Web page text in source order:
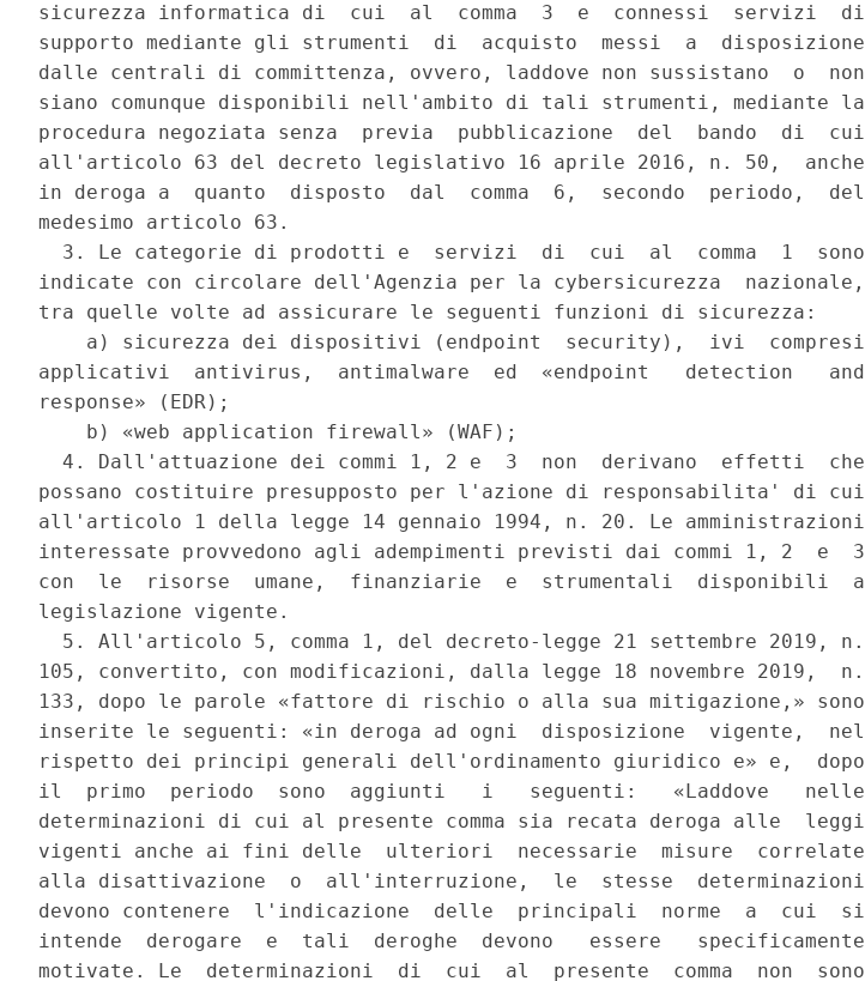
sicurezza informatica di  cui  al  comma  3  e  connessi  servizi  di
supporto mediante gli strumenti  di  acquisto  messi  a  disposizione
dalle centrali di committenza, ovvero, laddove non sussistano  o  non
siano comunque disponibili nell'ambito di tali strumenti, mediante la
procedura negoziata senza  previa  pubblicazione  del  bando  di  cui
all'articolo 63 del decreto legislativo 16 aprile 2016, n. 50,  anche
in deroga a  quanto  disposto  dal  comma  6,  secondo  periodo,  del
medesimo articolo 63.
  3. Le categorie di prodotti e  servizi  di  cui  al  comma  1  sono
indicate con circolare dell'Agenzia per la cybersicurezza  nazionale,
tra quelle volte ad assicurare le seguenti funzioni di sicurezza:
    a) sicurezza dei dispositivi (endpoint  security),  ivi  compresi
applicativi  antivirus,  antimalware  ed  «endpoint   detection   and
response» (EDR);
    b) «web application firewall» (WAF);
  4. Dall'attuazione dei commi 1, 2 e  3  non  derivano  effetti  che
possano costituire presupposto per l'azione di responsabilita' di cui
all'articolo 1 della legge 14 gennaio 1994, n. 20. Le amministrazioni
interessate provvedono agli adempimenti previsti dai commi 1, 2  e  3
con  le  risorse  umane,  finanziarie  e  strumentali  disponibili  a
legislazione vigente.
  5. All'articolo 5, comma 1, del decreto-legge 21 settembre 2019, n.
105, convertito, con modificazioni, dalla legge 18 novembre 2019,  n.
133, dopo le parole «fattore di rischio o alla sua mitigazione,» sono
inserite le seguenti: «in deroga ad ogni  disposizione  vigente,  nel
rispetto dei principi generali dell'ordinamento giuridico e» e,  dopo
il  primo  periodo  sono  aggiunti   i   seguenti:   «Laddove   nelle
determinazioni di cui al presente comma sia recata deroga alle  leggi
vigenti anche ai fini delle  ulteriori  necessarie  misure  correlate
alla disattivazione  o  all'interruzione,  le  stesse  determinazioni
devono contenere  l'indicazione  delle  principali  norme  a  cui  si
intende  derogare  e  tali  deroghe  devono   essere   specificamente
motivate. Le  determinazioni  di  cui  al  presente  comma  non  sono